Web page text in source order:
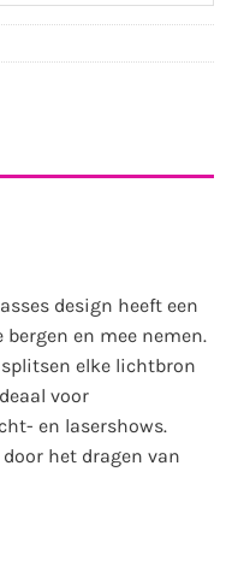
design heeft een
en mee nemen.
elke lichtbron
voor
en lasershows.
het dragen van